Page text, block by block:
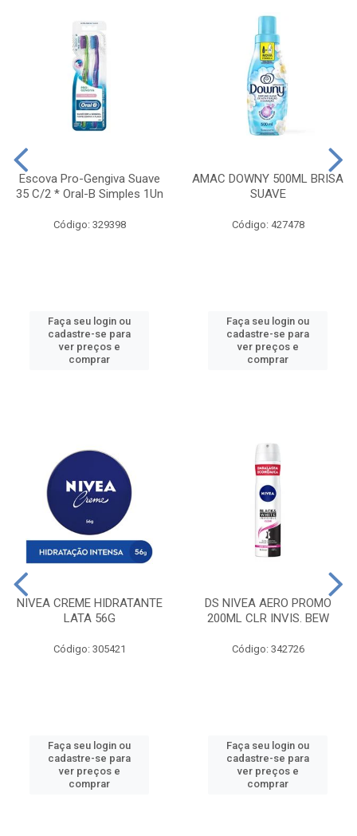
Escova Pro-Gengiva Suave
35 C/2 * Oral-B Simples 1Un
Código: 329398
Faça seu login ou
cadastre-se para
ver preços e
comprar
AMAC DOWNY 500ML BRISA
SUAVE
Código: 427478
Faça seu login ou
cadastre-se para
ver preços e
comprar
NIVEA CREME HIDRATANTE
LATA 56G
Código: 305421
Faça seu login ou
cadastre-se para
ver preços e
comprar
DS NIVEA AERO PROMO
200ML CLR INVIS. BEW
Código: 342726
Faça seu login ou
cadastre-se para
ver preços e
comprar